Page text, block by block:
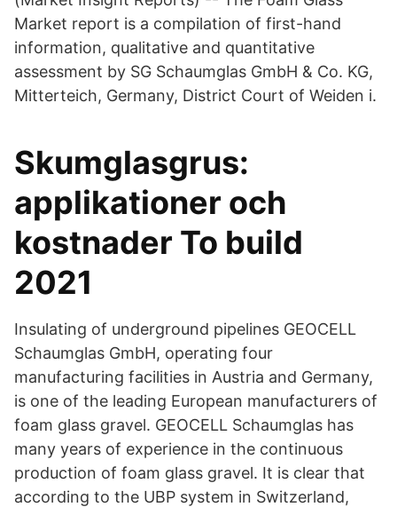
Market report is a compilation of first-hand
information, qualitative and quantitative
assessment by SG Schaumglas GmbH & Co. KG,
Mitterteich, Germany, District Court of Weiden i.
Skumglasgrus:
applikationer och
kostnader To build
2021
Insulating of underground pipelines GEOCELL
Schaumglas GmbH, operating four
manufacturing facilities in Austria and Germany,
is one of the leading European manufacturers of
foam glass gravel. GEOCELL Schaumglas has
many years of experience in the continuous
production of foam glass gravel. It is clear that
according to the UBP system in Switzerland,